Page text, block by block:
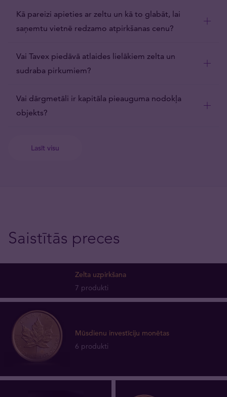
Kā pareizi apieties ar zeltu un kā to glabāt, lai
saņemtu vietnē redzamo atpirkšanas cenu?
Vai Tavex piedāvā atlaides lielākiem zelta un
sudraba pirkumiem?
Vai dārgmetāli ir kapitāla pieauguma nodokļa
objekts?
Lasīt visu
Saistītās preces
Zelta uzpirkšana
7 produkti
Mūsdienu investīciju monētas
6 produkti